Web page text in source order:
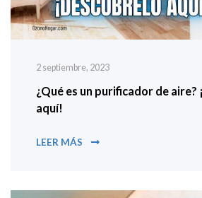
2 septiembre, 2023
¿Qué es un purificador de aire?
aquí!
LEER MÁS ¿QUÉ ES UN